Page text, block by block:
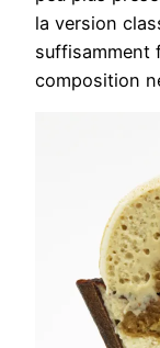
la version
suffisamment
composition